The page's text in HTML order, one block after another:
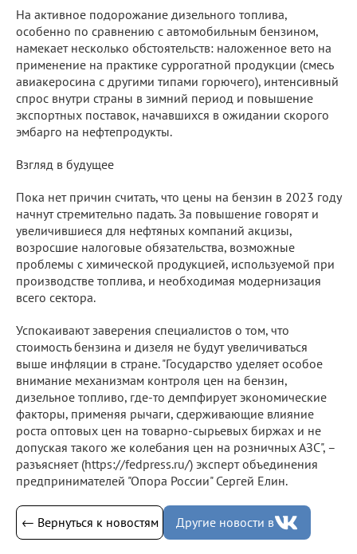
На активное подорожание дизельного топлива,
особенно по сравнению с автомобильным бензином,
намекает несколько обстоятельств: наложенное вето на
применение на практике суррогатной продукции (смесь
авиакеросина с другими типами горючего), интенсивный
спрос внутри страны в зимний период и повышение
экспортных поставок, начавшихся в ожидании скорого
эмбарго на нефтепродукты.
Взгляд в будущее
Пока нет причин считать, что цены на бензин в 2023 году
начнут стремительно падать. За повышение говорят и
увеличившиеся для нефтяных компаний акцизы,
возросшие налоговые обязательства, возможные
проблемы с химической продукцией, используемой при
производстве топлива, и необходимая модернизация
всего сектора.
Успокаивают заверения специалистов о том, что
стоимость бензина и дизеля не будут увеличиваться
выше инфляции в стране. "Государство уделяет особое
внимание механизмам контроля цен на бензин,
дизельное топливо, где-то демпфирует экономические
факторы, применяя рычаги, сдерживающие влияние
роста оптовых цен на товарно-сырьевых биржах и не
допуская такого же колебания цен на розничных АЗС", –
разъясняет (https://fedpress.ru/) эксперт объединения
предпринимателей "Опора России" Сергей Елин.
← Вернуться к новостям Другие новости в